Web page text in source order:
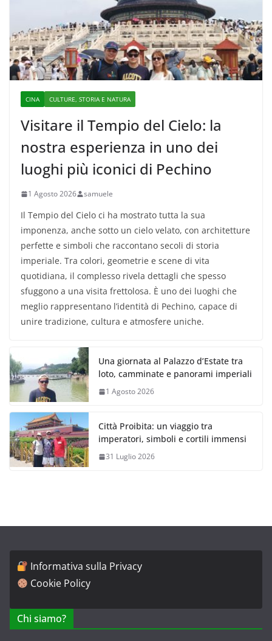
CINA CULTURE, STORIA E NATURA
Visitare il Tempio del Cielo: la
nostra esperienza in uno dei
luoghi più iconici di Pechino
1 Agosto 2026 samuele
Il Tempio del Cielo ci ha mostrato tutta la sua
imponenza, anche sotto un cielo velato, con architetture
perfette e simboli che raccontano secoli di storia
imperiale. Tra colori, geometrie e scene di vita
quotidiana, il complesso rivela dettagli che spesso
sfuggono a una visita frettolosa. È uno dei luoghi che
meglio rappresentano l’identità di Pechino, capace di
unire tradizione, cultura e atmosfere uniche.
Una giornata al Palazzo d’Estate tra
loto, camminate e panorami imperiali
1 Agosto 2026
Città Proibita: un viaggio tra
imperatori, simboli e cortili immensi
31 Luglio 2026
Informativa sulla Privacy
Cookie Policy
Chi siamo?